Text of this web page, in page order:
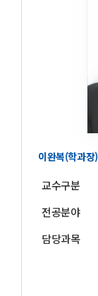
이완복(학과장)
교수구분
전공분야
담당과목